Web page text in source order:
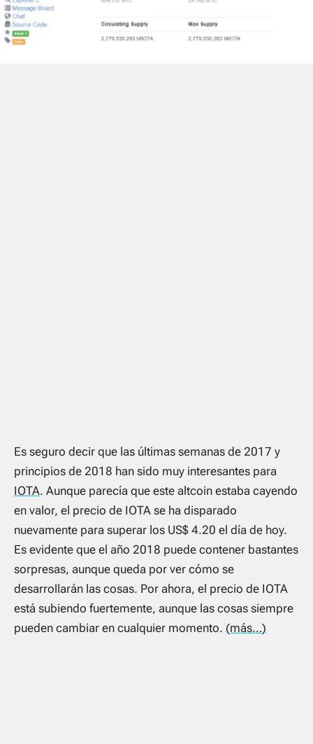
Es seguro decir que las últimas semanas de 2017 y
principios de 2018 han sido muy interesantes para
IOTA. Aunque parecía que este altcoin estaba cayendo
en valor, el precio de IOTA se ha disparado
nuevamente para superar los US$ 4.20 el día de hoy.
Es evidente que el año 2018 puede contener bastantes
sorpresas, aunque queda por ver cómo se
desarrollarán las cosas. Por ahora, el precio de IOTA
está subiendo fuertemente, aunque las cosas siempre
pueden cambiar en cualquier momento. (más…)